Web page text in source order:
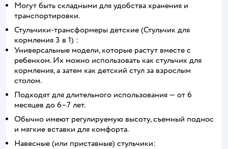
Могут быть складными для удобства хранения и
транспортировки.
Стульчики-трансформеры детские (Стульчик для
кормления 3 в 1) :
Универсальные модели, которые растут вместе с
ребенком. Их можно использовать как стульчик для
кормления, а затем как детский стул за взрослым
столом.
Подходят для длительного использования — от 6
месяцев до 6–7 лет.
Обычно имеют регулируемую высоту, съемный поднос
и мягкие вставки для комфорта.
Навесные (или приставные) стульчики: